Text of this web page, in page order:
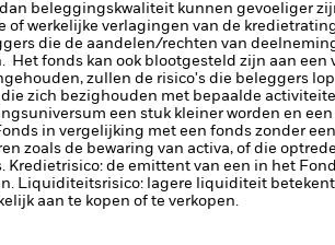
beleggingskwaliteit kunnen gevoeliger
werkelijke verlagingen van de
die de aandelen/rechten van
fonds kan ook blootgesteld zijn aan een
zullen de risico's die beleggers
zich bezighouden met bepaalde
een stuk kleiner worden en
in vergelijking met een fonds zonder
zoals de bewaring van activa, of die
Kredietrisico: de emittent van een in het
Liquiditeitsrisico: lagere liquiditeit
aan te kopen of te verkopen.